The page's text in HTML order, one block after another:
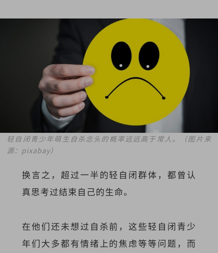
轻自闭青少年萌生自杀念头的概率远远高于常人。（图片来
源：pixabay）
换言之，超过一半的轻自闭群体，都曾认
真思考过结束自己的生命。
在他们还未想过自杀前，这些轻自闭青少
年们大多都有情绪上的焦虑等等问题，而